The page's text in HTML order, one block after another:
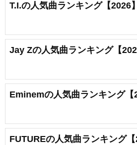
T.I.の人気曲ランキング【2026】
Jay Zの人気曲ランキング【
Eminemの人気曲ランキング【
FUTUREの人気曲ランキング【